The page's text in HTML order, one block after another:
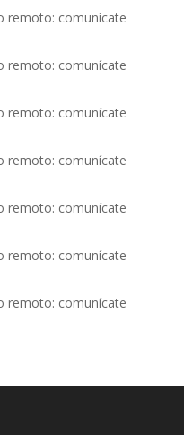
remoto: comunícate
remoto: comunícate
remoto: comunícate
remoto: comunícate
remoto: comunícate
remoto: comunícate
remoto: comunícate